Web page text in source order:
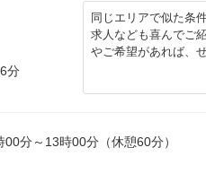
分
同じエリアで似た条
求人なども喜んでご
やご希望があれば、
分～13時00分（休憩60分）